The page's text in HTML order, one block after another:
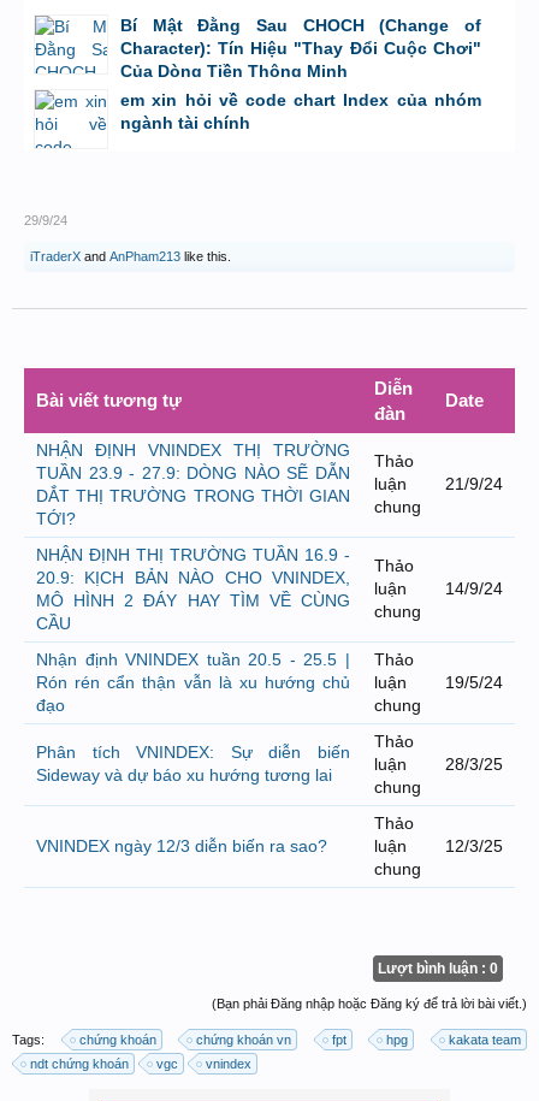
Bí Mật Đằng Sau CHOCH (Change of
Character): Tín Hiệu "Thay Đổi Cuộc Chơi"
Của Dòng Tiền Thông Minh
bởi 8/8/26 lúc 11:11
em xin hỏi về code chart Index của nhóm
ngành tài chính
29/9/24
iTraderX and AnPham213 like this.
Bài viết tương tự
Diễn
đàn
Date
NHẬN ĐỊNH VNINDEX THỊ TRƯỜNG
TUẦN 23.9 - 27.9: DÒNG NÀO SẼ DẪN
DẮT THỊ TRƯỜNG TRONG THỜI GIAN
TỚI?
Thảo
luận
chung
21/9/24
NHẬN ĐỊNH THỊ TRƯỜNG TUẦN 16.9 -
20.9: KỊCH BẢN NÀO CHO VNINDEX,
MÔ HÌNH 2 ĐÁY HAY TÌM VỀ CÙNG
CẦU
Thảo
luận
chung
14/9/24
Nhận định VNINDEX tuần 20.5 - 25.5 |
Rón rén cẩn thận vẫn là xu hướng chủ
đạo
Thảo
luận
chung
19/5/24
Phân tích VNINDEX: Sự diễn biến
Sideway và dự báo xu hướng tương lai
Thảo
luận
chung
28/3/25
VNINDEX ngày 12/3 diễn biến ra sao?
Thảo
luận
chung
12/3/25
Lượt bình luận : 0
(Bạn phải Đăng nhập hoặc Đăng ký để trả lời bài viết.)
Tags: chứng khoán chứng khoán vn fpt hpg
kakata team
ndt chứng khoán
vgc vnindex